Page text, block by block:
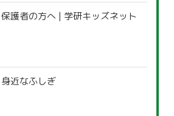
保護者の方へ | 学研キッズネット
身近なふしぎ